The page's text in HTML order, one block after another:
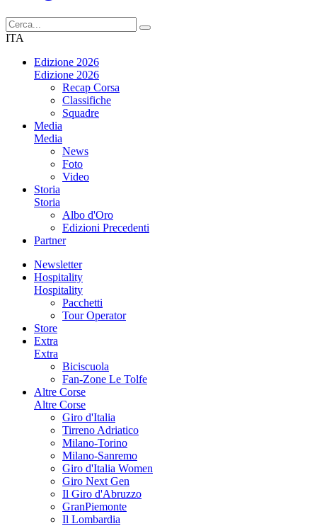
ITA
Edizione 2026
Edizione 2026
Recap Corsa
Classifiche
Squadre
Media
Media
News
Foto
Video
Storia
Storia
Albo d'Oro
Edizioni Precedenti
Partner
Newsletter
Hospitality
Hospitality
Pacchetti
Tour Operator
Store
Extra
Extra
Biciscuola
Fan-Zone Le Tolfe
Altre Corse
Altre Corse
Giro d'Italia
Tirreno Adriatico
Milano-Torino
Milano-Sanremo
Giro d'Italia Women
Giro Next Gen
Il Giro d'Abruzzo
GranPiemonte
Il Lombardia